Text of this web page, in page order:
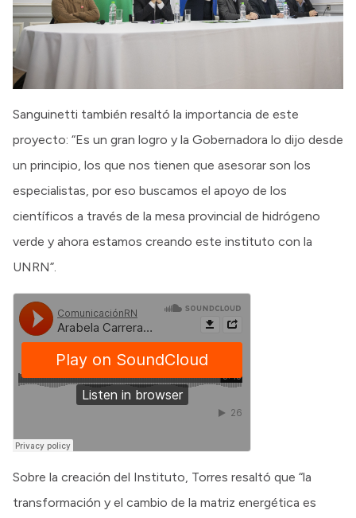
Sanguinetti también resaltó la importancia de este
proyecto: “Es un gran logro y la Gobernadora lo dijo desde
un principio, los que nos tienen que asesorar son los
especialistas, por eso buscamos el apoyo de los
científicos a través de la mesa provincial de hidrógeno
verde y ahora estamos creando este instituto con la
UNRN”.
Sobre la creación del Instituto, Torres resaltó que “la
transformación y el cambio de la matriz energética es